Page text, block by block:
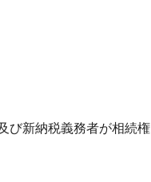
び新納税義務者が相続権